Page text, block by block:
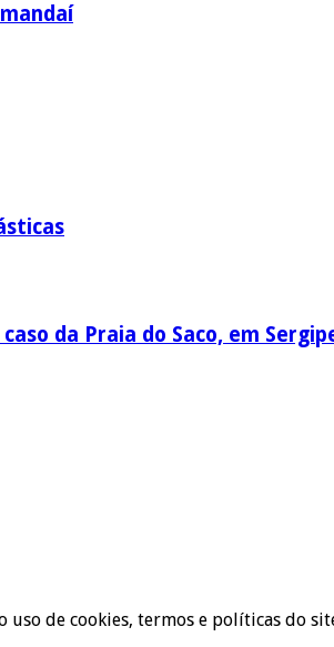
da Praia do Saco, em
uso de cookies, termos e políticas do